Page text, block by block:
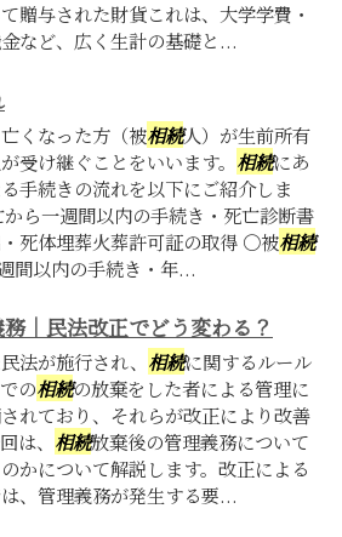
贈与された財貨これは、大学学費・
など、広く生計の基礎と...
くなった方（被相続人）が生前所有
受け継ぐことをいいます。 相続にあ
手続きの流れを以下にご紹介しま
ら一週間以内の手続き・死亡診断書
死体埋葬火葬許可証の取得 〇被相続
間以内の手続き・年...
｜民法改正でどう変わる？
法が施行され、 相続に関するルール
の相続の放棄をした者による管理に
れており、それらが改正により改善
は、 相続放棄後の管理義務について
かについて解説します。改正による
、管理義務が発生する要...